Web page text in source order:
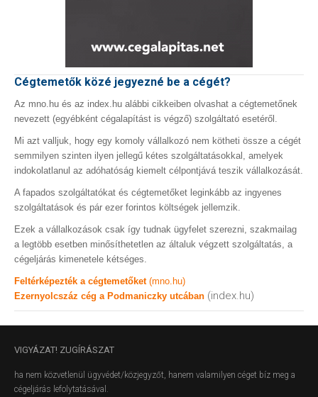
Cégtemetők közé jegyezné be a cégét?
Az mno.hu és az index.hu alábbi cikkeiben olvashat a cégtemetőnek
nevezett (egyébként cégalapítást is végző) szolgáltató esetéről.
Mi azt valljuk, hogy egy komoly vállalkozó nem kötheti össze a cégét
semmilyen szinten ilyen jellegű kétes szolgáltatásokkal, amelyek
indokolatlanul az adóhatóság kiemelt célpontjává teszik vállalkozását.
A fapados szolgáltatókat és cégtemetőket leginkább az ingyenes
szolgáltatások és pár ezer forintos költségek jellemzik.
Ezek a vállalkozások csak így tudnak ügyfelet szerezni, szakmailag
a legtöbb esetben minősíthetetlen az általuk végzett szolgáltatás, a
cégeljárás kimenetele kétséges.
Feltérképezték a cégtemetőket (mno.hu)
Ezernyolcszáz cég a Podmaniczky utcában (index.hu)
VIGYÁZAT! ZUGÍRÁSZAT
ha nem közvetlenül ügyvédet/közjegyzőt, hanem valamilyen céget bíz meg a
cégeljárás lefolytatásával.